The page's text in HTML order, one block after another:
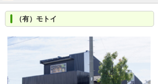
（有）モトイ